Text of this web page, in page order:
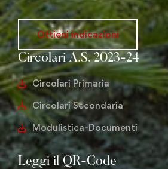
Ottieni indicazioni
Circolari A.S. 2023-24
Circolari Primaria
Circolari Secondaria
Modulistica-Documenti
Leggi il QR-Code